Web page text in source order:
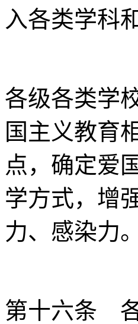
入各类学科
各级各类学
国主义教育
点，确定爱
学方式，增
力、感染力。
第十六条